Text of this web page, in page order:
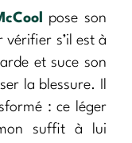
pose son
s’il est à
et suce son
la blessure. Il
: ce léger
suffit à lui